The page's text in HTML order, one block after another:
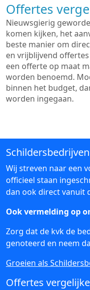
Offertes
Nieuwsgierig
komen kijken, het
beste manier om
en vrijblijvend
een offerte op maat
worden benoemd.
binnen het budget,
worden ingegaan.
Wij streven naar een
officieel staan
dan ook direct vanuit
Ook vermelding op
Zorg dat de kvk de
genoteerd en neem
Groeien als
Offertes